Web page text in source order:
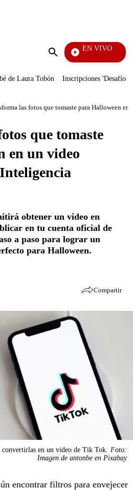
Enviar
EN VIVO
Sábados Felices
de Laura Tobón Inscripciones 'Desafío'
las fotos que tomaste para Halloween
que tomaste
en un video
obtener un video en
en tu cuenta oficial de
a paso para lograr un
para Halloween.
Compartir
en un video de Tik Tok.
Foto:
Imagen de antonbe en Pixabay
encontrar filtros para envejecer